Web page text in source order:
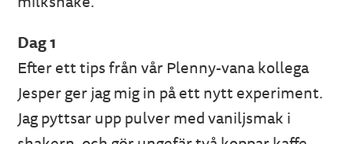
Dag 1
Efter ett tips från vår Plenny-vana kollega
Jesper ger jag mig in på ett nytt experiment.
Jag pyttsar upp pulver med vaniljsmak i